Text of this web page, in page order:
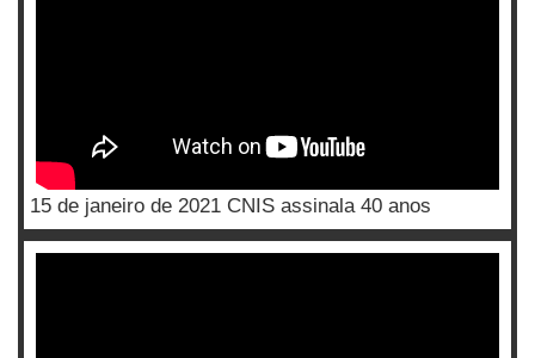
15 de janeiro de 2021 CNIS assinala 40 anos